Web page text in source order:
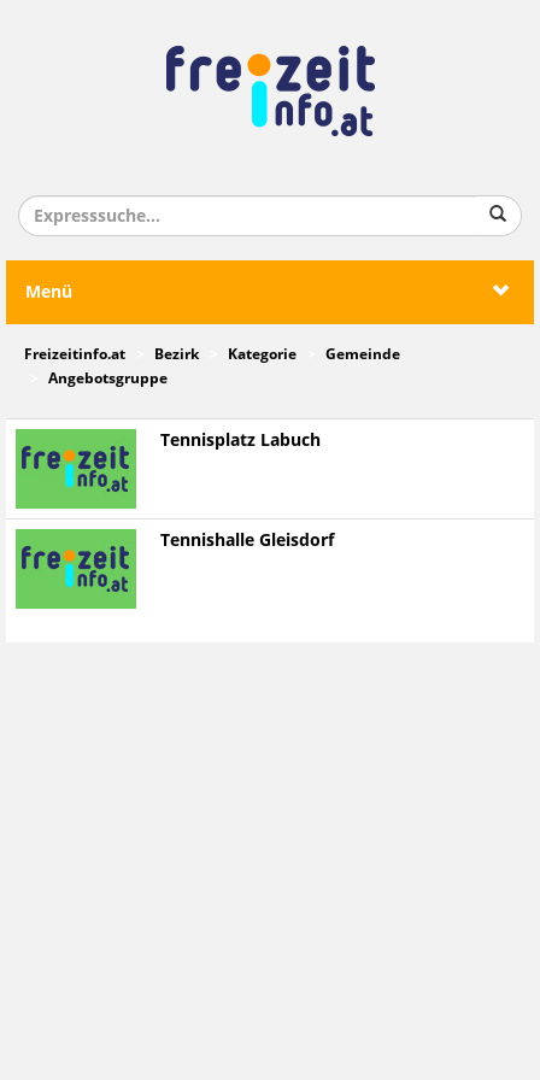
Menü
Freizeitinfo.at Bezirk Kategorie
Gemeinde
Angebotsgruppe
Tennisplatz Labuch
Tennishalle Gleisdorf